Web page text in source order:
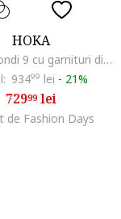
HOKA
Pantofi Bondi 9 cu garnituri din plasa pentru alergare, Roz pastel
93499 lei - 21%
72999lei
de Fashion Days